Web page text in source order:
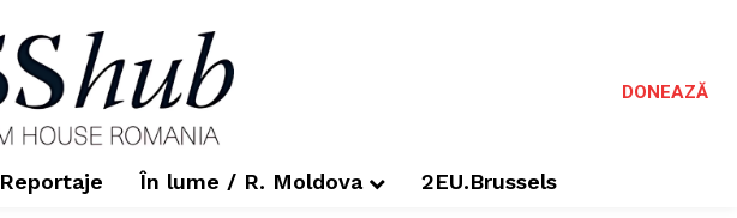
DONEAZĂ
Reportaje În lume / R. Moldova 2EU.Brussels